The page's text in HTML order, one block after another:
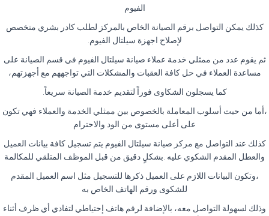
الفيوم
كذلك يمكن التواصل برقم الصيانة الخاص بالمركز لطلب كادر بشري متخصص
لإصلاح اجهزة سيلتال الفيوم.
ثم يقوم عدد من ممثلي خدمة عملاء صيانة سيلتال الفيوم في قسم الصيانة على
مساعدة العملاء في حل كافة العقبات والمشكلات التي تواجههم مع أجهزتهم،
كما يسجلون الشكاوى فوراً لتقديم خدمة الصيانة سريعاً.
،أما من حيث أسلوب المعاملة بالخصوص بين ممثلي الخدمة والعملاء فهي تكون
على أعلى مستوى من الود والاحترام
كذلك عند التواصل مع مركز صيانة سيلتال الفيوم يتم تسجيل كافة بيانات العميل
والعطل المقدم الشكوي عليه .بشكلٍ دقيق من قبل الموظف المتلقي للمكالمة
،وتكون البيانات اللازم على العميل ذكرها للتسجيل مثل اسم العميل المقدم
للشكوى ورقم الهاتف الخاص به
وذلك لسهولة التواصل معه، بالإضافة لرقم هاتف إحتياطي لتفادي أي ظرف أثناء